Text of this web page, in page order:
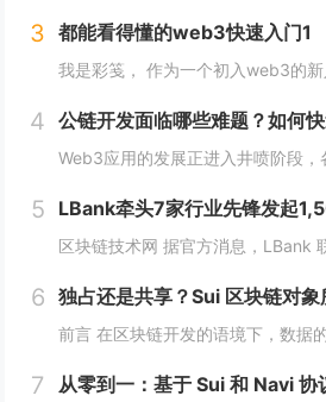
3 都能看得懂的web3快速入门1
4 公链开发面临哪些难题？如何
5
6
7